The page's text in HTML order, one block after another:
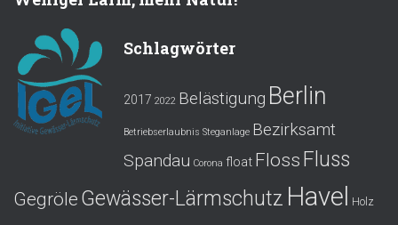
Schlagwörter
2017 2022 Belästigung Berlin
Betriebserlaubnis Steganlage Bezirksamt
Spandau Corona float Floss Fluss
Gegröle Gewässer-Lärmschutz Havel Holz